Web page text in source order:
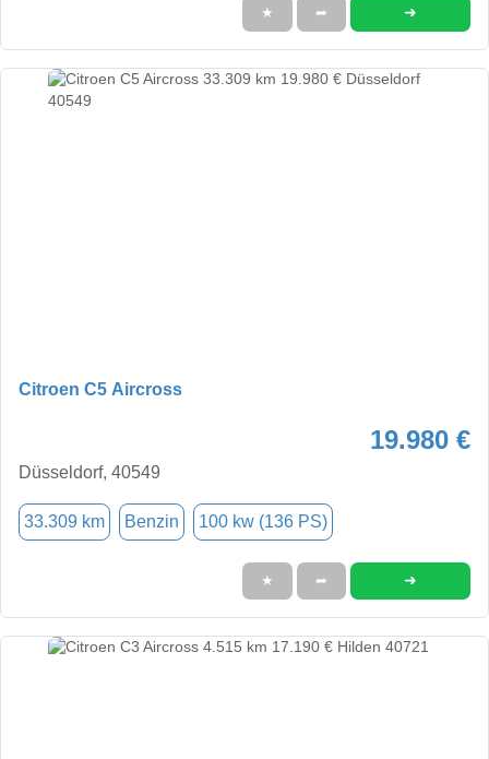
★ ➦ ➜
Citroen C5 Aircross
19.980 €
Düsseldorf, 40549
33.309 km Benzin 100 kw (136 PS)
★ ➦ ➜